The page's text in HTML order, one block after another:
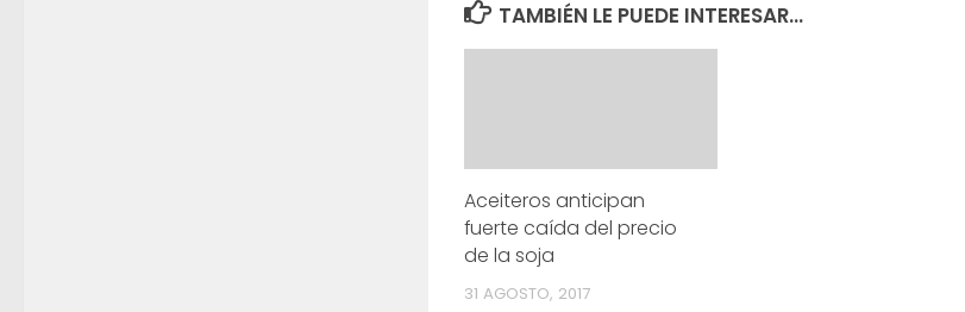
TAMBIÉN LE PUEDE INTERESAR...
Aceiteros anticipan
fuerte caída del precio
de la soja
31 AGOSTO, 2017